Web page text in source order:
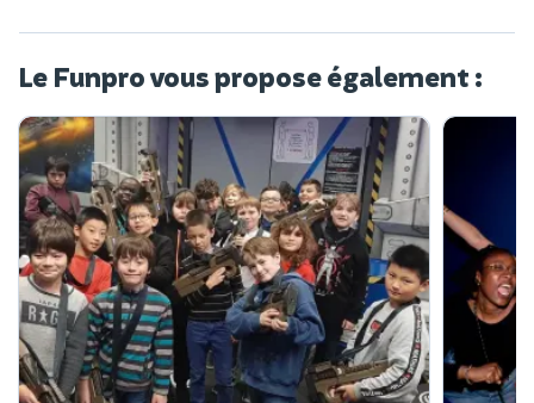
Le Funpro vous propose également :